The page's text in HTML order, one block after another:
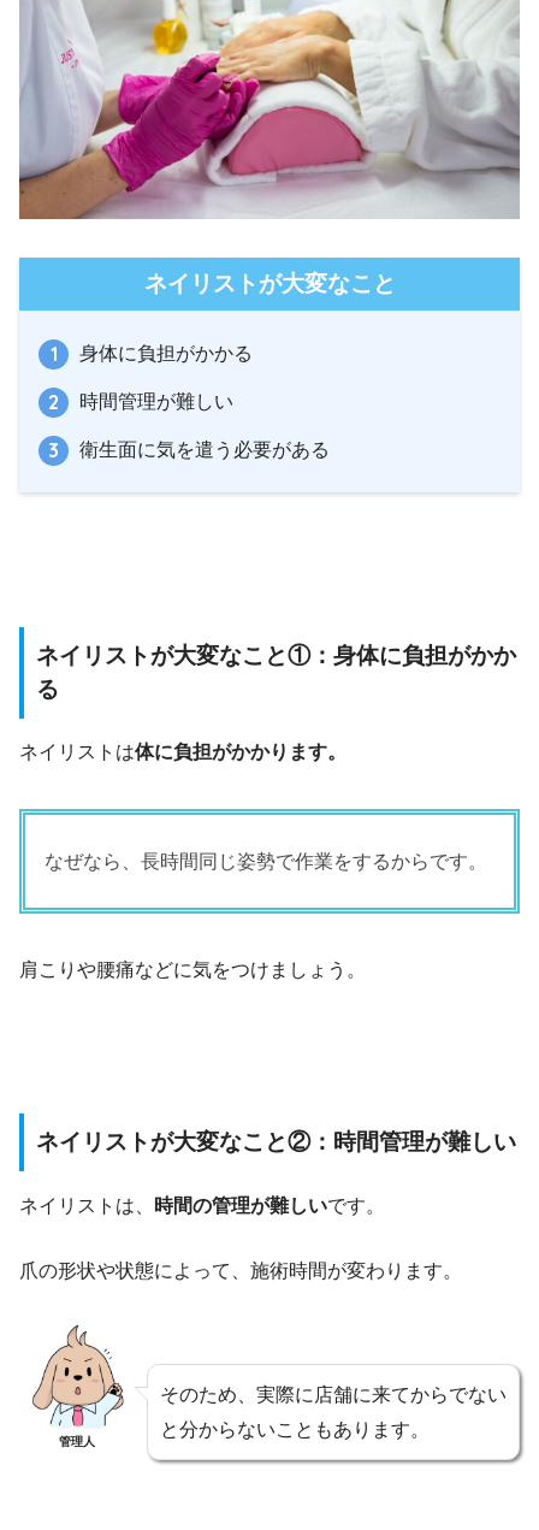
ネイリストが大変なこと
身体に負担がかかる
時間管理が難しい
衛生面に気を遣う必要がある
ネイリストが大変なこと①：身体に負担がかか
る
ネイリストは体に負担がかかります。
なぜなら、長時間同じ姿勢で作業をするからです。
肩こりや腰痛などに気をつけましょう。
ネイリストが大変なこと②：時間管理が難しい
ネイリストは、 時間の管理が難しいです。
爪の形状や状態によって、施術時間が変わります。
管理人
そのため、実際に店舗に来てからでない
と分からないこともあります。